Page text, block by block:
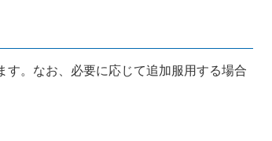
す。なお、必要に応じて追加服用する場合